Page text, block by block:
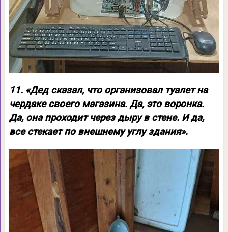
11. «Дед сказал, что организовал туалет на
чердаке своего магазина. Да, это воронка.
Да, она проходит через дыру в стене. И да,
все стекает по внешнему углу здания».